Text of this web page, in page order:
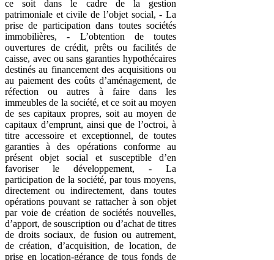
ce soit dans le cadre de la gestion
patrimoniale et civile de l’objet social, - La
prise de participation dans toutes sociétés
immobilières, - L’obtention de toutes
ouvertures de crédit, prêts ou facilités de
caisse, avec ou sans garanties hypothécaires
destinés au financement des acquisitions ou
au paiement des coûts d’aménagement, de
réfection ou autres à faire dans les
immeubles de la société, et ce soit au moyen
de ses capitaux propres, soit au moyen de
capitaux d’emprunt, ainsi que de l’octroi, à
titre accessoire et exceptionnel, de toutes
garanties à des opérations conforme au
présent objet social et susceptible d’en
favoriser le développement, - La
participation de la société, par tous moyens,
directement ou indirectement, dans toutes
opérations pouvant se rattacher à son objet
par voie de création de sociétés nouvelles,
d’apport, de souscription ou d’achat de titres
de droits sociaux, de fusion ou autrement,
de création, d’acquisition, de location, de
prise en location-gérance de tous fonds de